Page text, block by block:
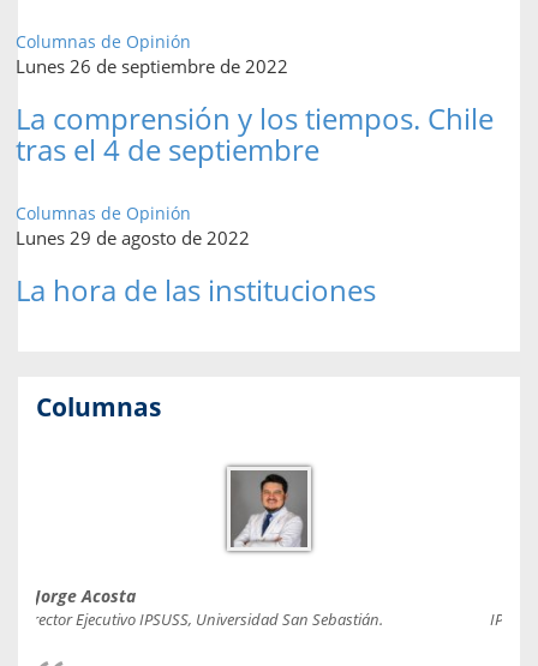
Columnas de Opinión
Lunes 26 de septiembre de 2022
La comprensión y los tiempos. Chile
tras el 4 de septiembre
Columnas de Opinión
Lunes 29 de agosto de 2022
La hora de las instituciones
Columnas
Jorge Acosta
Director Ejecutivo IPSUSS, Universidad San Sebastián.